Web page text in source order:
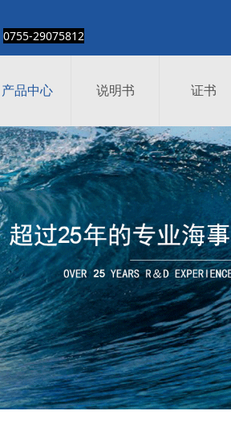
0755-29075812
产品中心 说明书 证书